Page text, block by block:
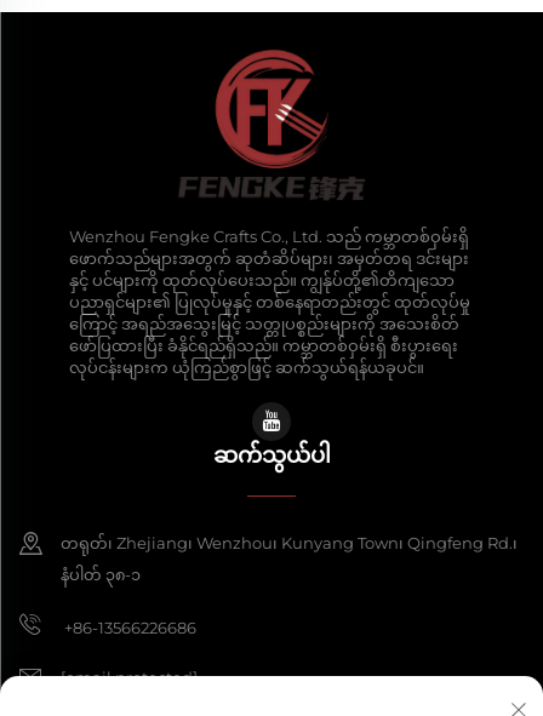
Wenzhou Fengke Crafts Co., Ltd. သည် ကမ္ဘာတစ်ဝှမ်းရှိ
ဖောက်သည်များအတွက် ဆုတံဆိပ်များ၊ အမှတ်တရ ဒင်းများ
နှင့် ပင်များကို ထုတ်လုပ်ပေးသည်။ ကျွန်ုပ်တို့၏တိကျသော
ပညာရှင်များ၏ ပြုလုပ်မှုနှင့် တစ်နေရာတည်းတွင် ထုတ်လုပ်မှု
ကြောင့် အရည်အသွေးမြင့် သတ္တုပစ္စည်းများကို အသေးစိတ်
ဖော်ပြထားပြီး ခံနိုင်ရည်ရှိသည်။ ကမ္ဘာတစ်ဝှမ်းရှိ စီးပွားရေး
လုပ်ငန်းများက ယုံကြည်စွာဖြင့် ဆက်သွယ်ရန်ယခုပင်။
ဆက်သွယ်ပါ
တရုတ်၊ Zhejiang၊ Wenzhou၊ Kunyang Town၊ Qingfeng Rd.၊
နံပါတ် ၃၈-၁
+86-13566226686
[email protected]